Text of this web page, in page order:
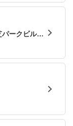
ークビル14